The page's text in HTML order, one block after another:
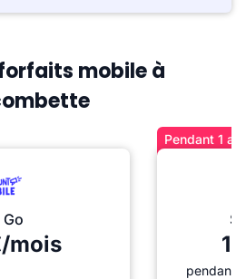
mobile à
Go
mois
Pendant 1
pendant